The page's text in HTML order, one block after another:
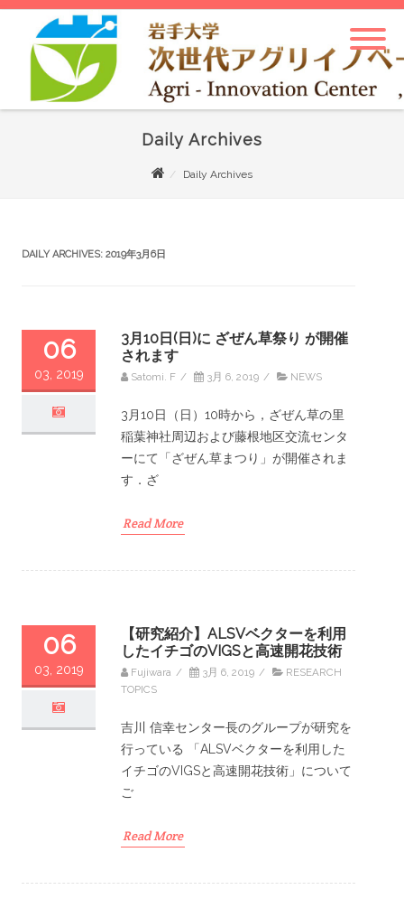
Daily Archives
Daily Archives
DAILY ARCHIVES: 2019年3月6日
06
03, 2019
3月10日(日)に ざぜん草祭り が開催
されます
Satomi. F / 3月 6, 2019 / NEWS
3月10日（日）10時から，ざぜん草の里
稲葉神社周辺および藤根地区交流センタ
ーにて「ざぜん草まつり」が開催されま
す．ざ
Read More
06
03, 2019
【研究紹介】ALSVベクターを利用
したイチゴのVIGSと高速開花技術
Fujiwara / 3月 6, 2019 /
RESEARCH
TOPICS
吉川 信幸センター長のグループが研究を
行っている 「ALSVベクターを利用した
イチゴのVIGSと高速開花技術」について
ご
Read More